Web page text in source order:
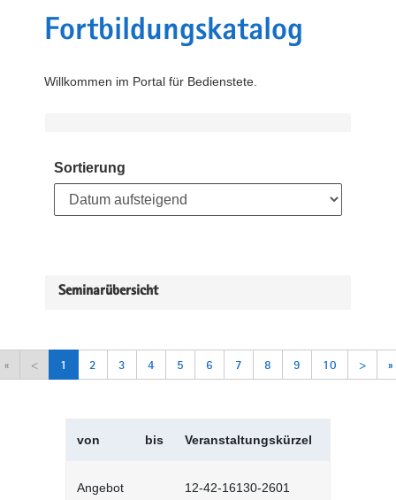
Fortbildungskatalog
Willkommen im Portal für Bedienstete.
Sortierung
Seminarübersicht
« < 1 2 3 4 5 6 7 8 9 10 > »
von bis Veranstaltungskürzel
Angebot
12-42-16130-2601